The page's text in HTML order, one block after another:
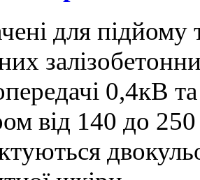
для підйому
0,4кВ
від 140 до